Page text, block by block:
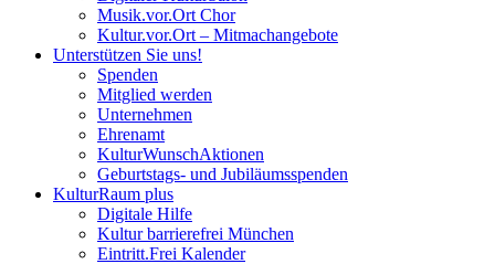
Musik.vor.Ort Chor
Kultur.vor.Ort – Mitmachangebote
Unterstützen Sie uns!
Spenden
Mitglied werden
Unternehmen
Ehrenamt
KulturWunschAktionen
Geburtstags- und Jubiläumsspenden
KulturRaum plus
Digitale Hilfe
Kultur barrierefrei München
Eintritt.Frei Kalender